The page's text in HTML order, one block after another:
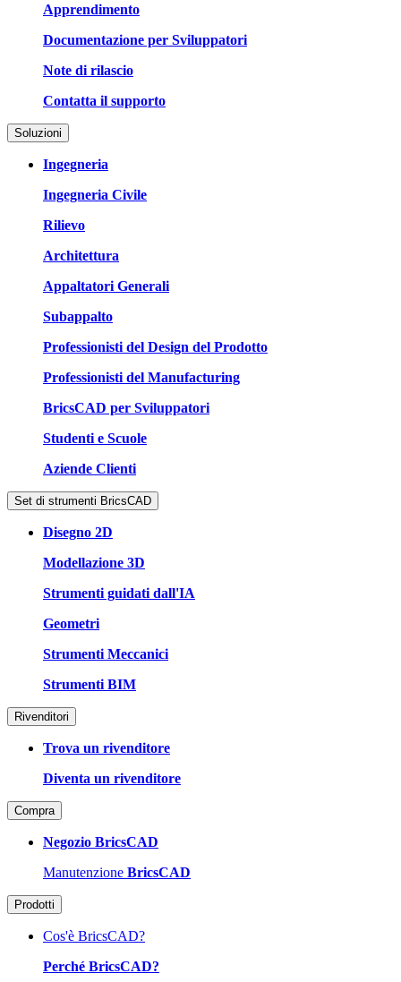
Apprendimento
Documentazione per Sviluppatori
Note di rilascio
Contatta il supporto
Soluzioni
Ingegneria
Ingegneria Civile
Rilievo
Architettura
Appaltatori Generali
Subappalto
Professionisti del Design del Prodotto
Professionisti del Manufacturing
BricsCAD per Sviluppatori
Studenti e Scuole
Aziende Clienti
Set di strumenti BricsCAD
Disegno 2D
Modellazione 3D
Strumenti guidati dall'IA
Geometri
Strumenti Meccanici
Strumenti BIM
Rivenditori
Trova un rivenditore
Diventa un rivenditore
Compra
Negozio BricsCAD
Manutenzione BricsCAD
Prodotti
Cos'è BricsCAD?
Perché BricsCAD?